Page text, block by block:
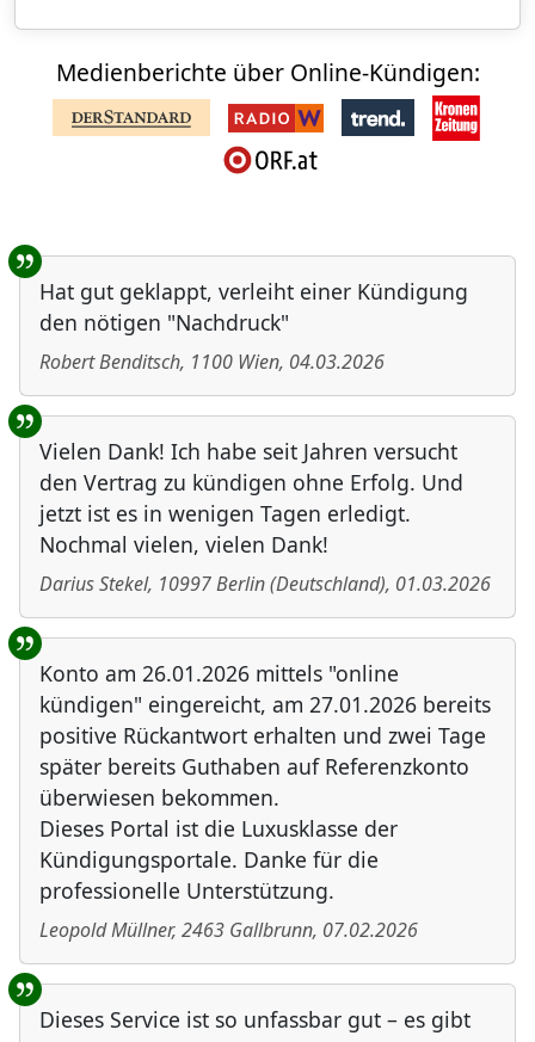
Medienberichte über Online-Kündigen:
Benutzer-Rückmeldungen
Hat gut geklappt, verleiht einer Kündigung
den nötigen "Nachdruck"
Robert Benditsch, 1100 Wien, 04.03.2026
Vielen Dank! Ich habe seit Jahren versucht
den Vertrag zu kündigen ohne Erfolg. Und
jetzt ist es in wenigen Tagen erledigt.
Nochmal vielen, vielen Dank!
Darius Stekel, 10997Berlin(Deutschland), 01.03.2026
Konto am 26.01.2026 mittels "online
kündigen" eingereicht, am 27.01.2026 bereits
positive Rückantwort erhalten und zwei Tage
später bereits Guthaben auf Referenzkonto
überwiesen bekommen.
Dieses Portal ist die Luxusklasse der
Kündigungsportale. Danke für die
professionelle Unterstützung.
Leopold Müllner, 2463 Gallbrunn, 07.02.2026
Dieses Service ist so unfassbar gut – es gibt